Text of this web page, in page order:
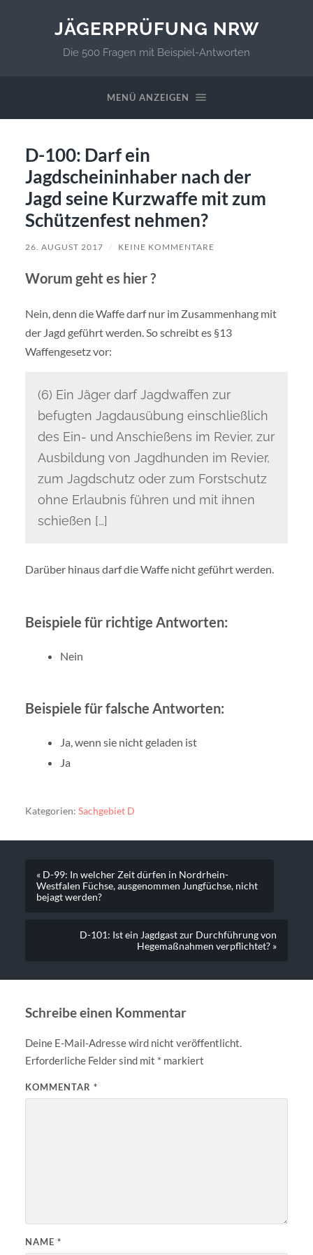
JÄGERPRÜFUNG NRW
Die 500 Fragen mit Beispiel-Antworten
MENÜ ANZEIGEN
D-100: Darf ein
Jagdscheininhaber nach der
Jagd seine Kurzwaffe mit zum
Schützenfest nehmen?
26. AUGUST 2017 / KEINE KOMMENTARE
Worum geht es hier ?
Nein, denn die Waffe darf nur im Zusammenhang mit
der Jagd geführt werden. So schreibt es §13
Waffengesetz vor:
(6) Ein Jäger darf Jagdwaffen zur
befugten Jagdausübung einschließlich
des Ein- und Anschießens im Revier, zur
Ausbildung von Jagdhunden im Revier,
zum Jagdschutz oder zum Forstschutz
ohne Erlaubnis führen und mit ihnen
schießen […]
Darüber hinaus darf die Waffe nicht geführt werden.
Beispiele für richtige Antworten:
Nein
Beispiele für falsche Antworten:
Ja, wenn sie nicht geladen ist
Ja
Kategorien: Sachgebiet D
« D-99: In welcher Zeit dürfen in Nordrhein-
Westfalen Füchse, ausgenommen Jungfüchse, nicht
bejagt werden?
D-101: Ist ein Jagdgast zur Durchführung von
Hegemaßnahmen verpflichtet? »
Schreibe einen Kommentar
Deine E-Mail-Adresse wird nicht veröffentlicht.
Erforderliche Felder sind mit * markiert
KOMMENTAR *
NAME *